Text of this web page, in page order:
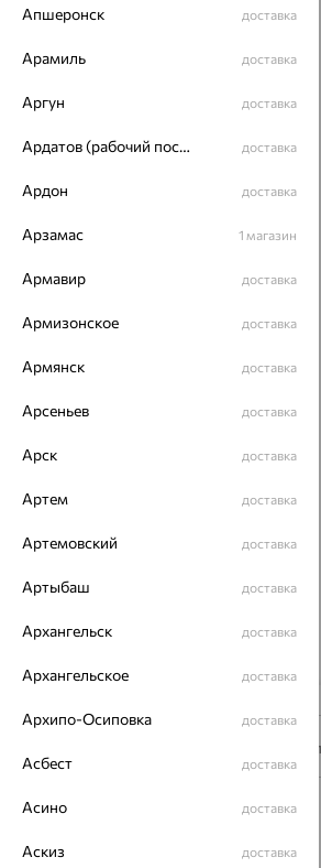
Серьги, серебро,
от
Похожие изделия
Колье, серебро,
Подписаться на
Апшеронск доставка
Арамиль доставка
Аргун доставка
Ардатов (рабочий поселок) доставка
Ардон доставка
Арзамас 1 магазин
Армавир доставка
Армизонское доставка
Армянск доставка
Арсеньев доставка
Арск доставка
Артем доставка
Артемовский доставка
Артыбаш доставка
Архангельск доставка
Архангельское доставка
Архипо-Осиповка доставка
Асбест доставка
Асино доставка
Аскиз доставка